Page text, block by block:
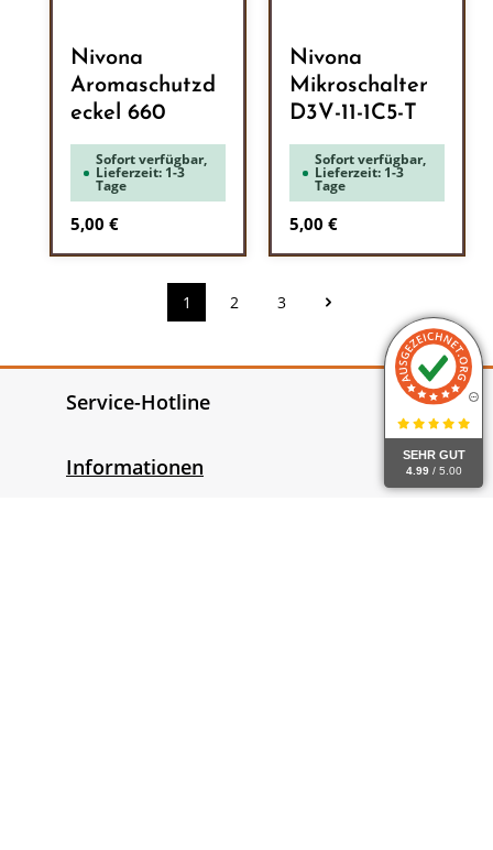
SEHR GUT
4.99 / 5.00
Nivona
Aromaschutzd
eckel 660
Sofort verfügbar,
Lieferzeit: 1-3
Tage
Regulärer Preis:
5,00 €
Nivona
Mikroschalter
D3V-11-1C5-T
Sofort verfügbar,
Lieferzeit: 1-3
Tage
Regulärer Preis:
5,00 €
Seite
1 Seite
2 Seite
3
Service-Hotline
Informationen